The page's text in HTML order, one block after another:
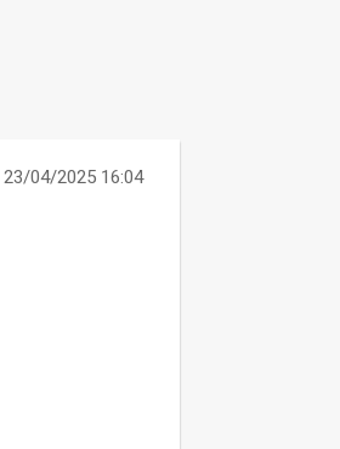
23/04/2025 16:04